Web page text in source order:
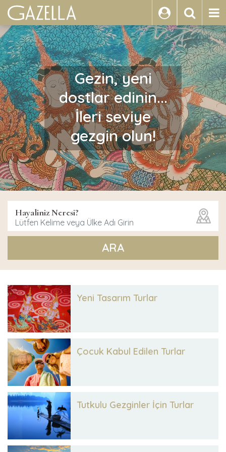
ARA
Gezin, yeni
dostlar edinin...
İleri seviye
gezgin olun!
Hayaliniz Neresi?
ARA
Yeni Tasarım Turlar
Çocuk Kabul Edilen Turlar
Tutkulu Gezginler İçin Turlar